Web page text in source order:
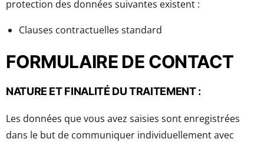
protection des données suivantes existent :
Clauses contractuelles standard
FORMULAIRE DE CONTACT
NATURE ET FINALITÉ DU TRAITEMENT :
Les données que vous avez saisies sont enregistrées
dans le but de communiquer individuellement avec